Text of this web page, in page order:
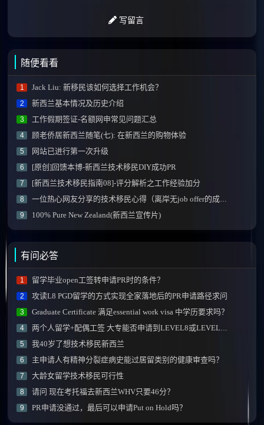
写留言
随便看看
1 Jack Liu: 新移民该如何选择工作机会？
2 新西兰基本情况及历史介绍
3 工作假期签证-名额网申常见问题汇总
4 顾老侨居新西兰随笔(七): 在新西兰的购物体验
5 网站已进行第一次升级
6 [原创]回馈本博-新西兰技术移民DIY成功PR
7 [新西兰技术移民指南08]-评分解析之工作经验加分
8 一位热心网友分享的技术移民心得（离岸无job offer的成功经验）
9 100% Pure New Zealand(新西兰宣传片)
有问必答
1 留学毕业open工签转申请PR时的条件？
2 攻读L8 PGD留学的方式实现全家落地后的PR申请路径求问
3 Graduate Certificate 满足essential work visa 中学历要求吗？
4 两个人留学+配偶工签 大专能否申请到LEVEL8或LEVEL9的课程？
5 我40岁了想技术移民新西兰
6 主申请人有精神分裂症病史能过居留类别的健康审查吗？
7 大龄女留学技术移民可行性
8 请问 现在考托福去新西兰WHV只要46分？
9 PR申请没通过，最后可以申请Put on Hold吗？